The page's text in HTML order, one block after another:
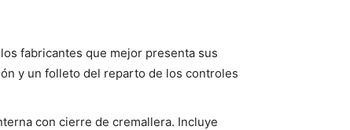
fabricantes que mejor presenta sus
y un folleto del reparto de los controles
con cierre de cremallera. Incluye